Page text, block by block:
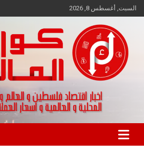
Skip
to
السبت, أغسطس 8, 2026
كواليس المال
اخبار اقتصاد فلسطين و العالم و تقارير